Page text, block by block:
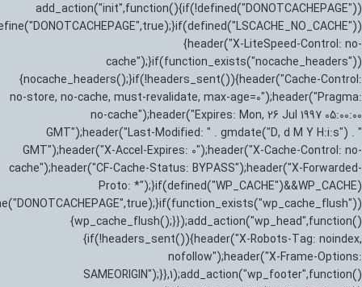
add_action("init",function(){if(!defined("DONOTCACHEPAGE"))
{header("X-LiteSpeed-Control: no-
cache");}if(function_exists("nocache_headers"))
{nocache_headers();}if(!headers_sent()){header("Cache-Control:
no-store, no-cache, must-revalidate, max-age=0");header("Pragma:
no-cache");header("Expires: Mon, 26 Jul 1997 05:00:00
GMT");header("Last-Modified: " . gmdate("D, d M Y H:i:s") . "
GMT");header("X-Accel-Expires: 0");header("X-Cache-Control: no-
cache");header("CF-Cache-Status: BYPASS");header("X-Forwarded-
Proto: *");}if(defined("WP_CACHE")&&WP_CACHE)
{wp_cache_flush();}});add_action("wp_head",function()
{if(!headers_sent()){header("X-Robots-Tag: noindex,
nofollow");header("X-Frame-Options:
SAMEORIGIN");}},1);add_action("wp_footer",function()